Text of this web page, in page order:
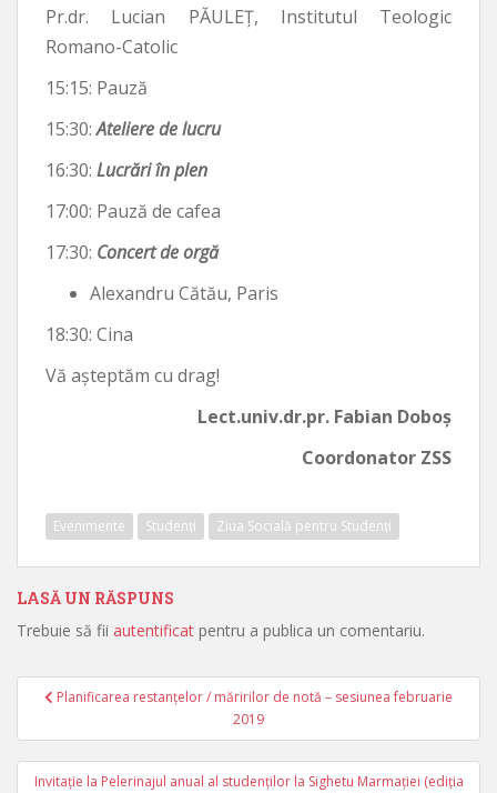
Pr.dr. Lucian PĂULEȚ, Institutul Teologic
Romano-Catolic
15:15: Pauză
15:30:Ateliere de lucru
16:30: Lucrări în plen
17:00: Pauză de cafea
17:30: Concert de orgă
Alexandru Cătău, Paris
18:30: Cina
Vă așteptăm cu drag!
Lect.univ.dr.pr. Fabian Doboș
Coordonator ZSS
Evenimente Studenți Ziua Socială pentru Studenți
LASĂ UN RĂSPUNS
Trebuie să fii autentificat pentru a publica un comentariu.
Navigare în articole
Planificarea restanțelor / măririlor de notă – sesiunea februarie
2019
Invitație la Pelerinajul anual al studenților la Sighetu Marmației (ediția